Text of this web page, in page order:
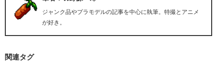
ジャンク品やプラモデルの記事を中心に執筆。特撮とアニメ
が好き。
関連タグ